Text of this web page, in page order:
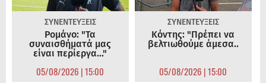
ΣΥΝΕΝΤΕΥΞΕΙΣ
Ρομάνο: "Τα
συναισθήματά μας
είναι περίεργα..."
05/08/2026 | 15:00
ΣΥΝΕΝΤΕΥΞΕΙΣ
Κόντης: "Πρέπει να
βελτιωθούμε άμεσα..
05/08/2026 | 15:00